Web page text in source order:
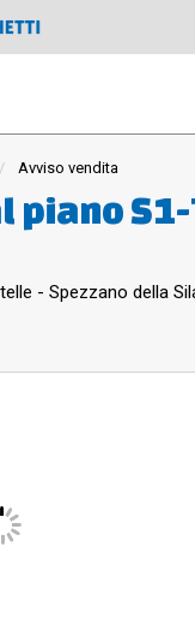
Avviso vendita
piano
zona
interna
al
- Spezzano della